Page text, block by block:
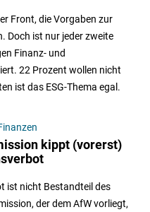
Front, die Vorgaben zur
Doch ist nur jeder zweite
Finanz- und
22 Prozent wollen nicht
ist das ESG-Thema egal.
kippt (vorerst)
ist nicht Bestandteil des
der dem AfW vorliegt,